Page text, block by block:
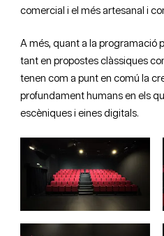
comercial i el més artesanal i
A més, quant a la programació
tant en propostes clàssiques
tenen com a punt en comú la
profundament humans en els
escèniques i eines digitals.